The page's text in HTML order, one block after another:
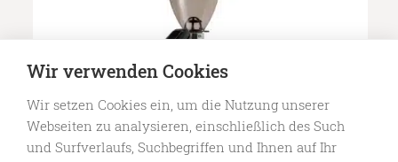
Wir verwenden Cookies
Wir setzen Cookies ein, um die Nutzung unserer
Webseiten zu analysieren, einschließlich des Such
und Surfverlaufs, Suchbegriffen und Ihnen auf Ihr